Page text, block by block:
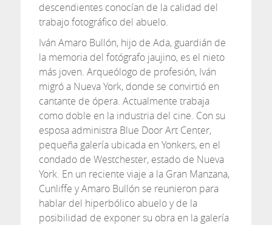
descendientes conocían de la calidad del
trabajo fotográfico del abuelo.
Iván Amaro Bullón, hijo de Ada, guardián de
la memoria del fotógrafo jaujino, es el nieto
más joven. Arqueólogo de profesión, Iván
migró a Nueva York, donde se convirtió en
cantante de ópera. Actualmente trabaja
como doble en la industria del cine. Con su
esposa administra Blue Door Art Center,
pequeña galería ubicada en Yonkers, en el
condado de Westchester, estado de Nueva
York. En un reciente viaje a la Gran Manzana,
Cunliffe y Amaro Bullón se reunieron para
hablar del hiperbólico abuelo y de la
posibilidad de exponer su obra en la galería